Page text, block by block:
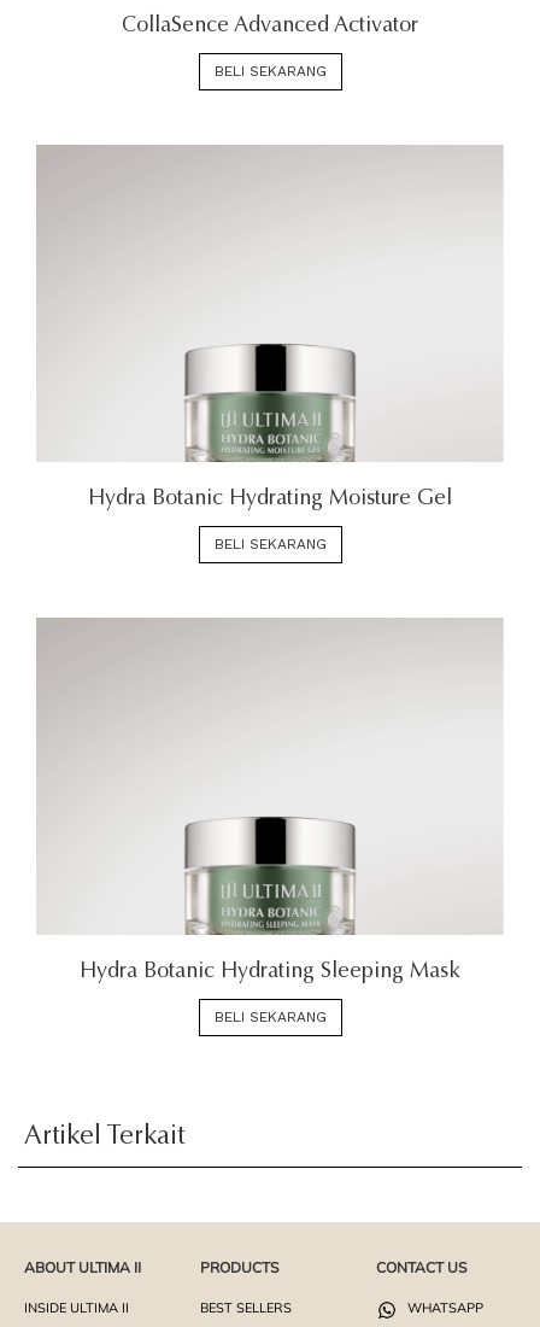
CollaSence Advanced Activator
BELI SEKARANG
Hydra Botanic Hydrating Moisture Gel
BELI SEKARANG
Hydra Botanic Hydrating Sleeping Mask
BELI SEKARANG
Artikel Terkait
ABOUT ULTIMA II
INSIDE ULTIMA II
PRODUCTS
BEST SELLERS
CONTACT US
WHATSAPP